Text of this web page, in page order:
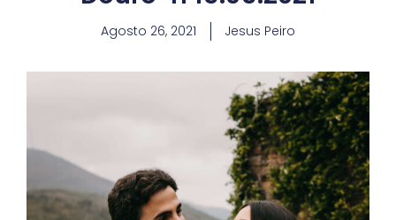
Agosto 26, 2021 Jesus Peiro